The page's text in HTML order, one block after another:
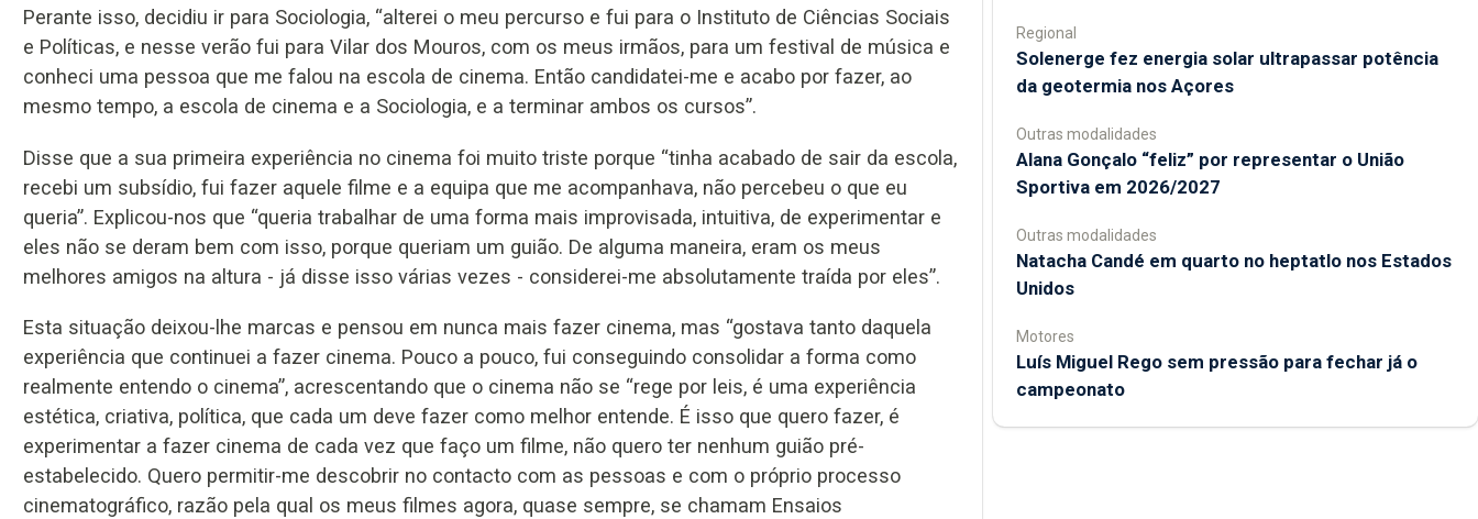
Perante isso, decidiu ir para Sociologia, “alterei o meu percurso e fui para o Instituto de Ciências Sociais
e Políticas, e nesse verão fui para Vilar dos Mouros, com os meus irmãos, para um festival de música e
conheci uma pessoa que me falou na escola de cinema. Então candidatei-me e acabo por fazer, ao
mesmo tempo, a escola de cinema e a Sociologia, e a terminar ambos os cursos”.
Disse que a sua primeira experiência no cinema foi muito triste porque “tinha acabado de sair da escola,
recebi um subsídio, fui fazer aquele filme e a equipa que me acompanhava, não percebeu o que eu
queria”. Explicou-nos que “queria trabalhar de uma forma mais improvisada, intuitiva, de experimentar e
eles não se deram bem com isso, porque queriam um guião. De alguma maneira, eram os meus
melhores amigos na altura - já disse isso várias vezes - considerei-me absolutamente traída por eles”.
Esta situação deixou-lhe marcas e pensou em nunca mais fazer cinema, mas “gostava tanto daquela
experiência que continuei a fazer cinema. Pouco a pouco, fui conseguindo consolidar a forma como
realmente entendo o cinema”, acrescentando que o cinema não se “rege por leis, é uma experiência
estética, criativa, política, que cada um deve fazer como melhor entende. É isso que quero fazer, é
experimentar a fazer cinema de cada vez que faço um filme, não quero ter nenhum guião pré-
estabelecido. Quero permitir-me descobrir no contacto com as pessoas e com o próprio processo
cinematográfico, razão pela qual os meus filmes agora, quase sempre, se chamam Ensaios
Regional
Solenerge fez energia solar ultrapassar potência
da geotermia nos Açores
Outras modalidades
Alana Gonçalo “feliz” por representar o União
Sportiva em 2026/2027
Outras modalidades
Natacha Candé em quarto no heptatlo nos Estados
Unidos
Motores
Luís Miguel Rego sem pressão para fechar já o
campeonato